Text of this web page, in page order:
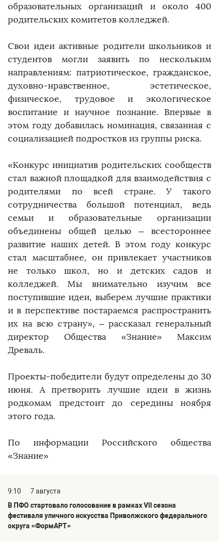
образовательных организаций и около 400
родительских комитетов колледжей.
Свои идеи активные родители школьников и
студентов могли заявить по нескольким
направлениям: патриотическое, гражданское,
духовно-нравственное, эстетическое,
физическое, трудовое и экологическое
воспитание и научное познание. Впервые в
этом году добавилась номинация, связанная с
социализацией подростков из группы риска.
«Конкурс инициатив родительских сообществ
стал важной площадкой для взаимодействия с
родителями по всей стране. У такого
сотрудничества большой потенциал, ведь
семьи и образовательные организации
объединены общей целью – всестороннее
развитие наших детей. В этом году конкурс
стал масштабнее, он привлекает участников
не только школ, но и детских садов и
колледжей. Мы внимательно изучим все
поступившие идеи, выберем лучшие практики
и в перспективе постараемся распространить
их на всю страну», – рассказал генеральный
директор Общества «Знание» Максим
Древаль.
Проекты-победители будут определены до 30
июня. А претворить лучшие идеи в жизнь
родкомам предстоит до середины ноября
этого года.
По информации Российского общества
«Знание»
9:10
7 августа
В ПФО стартовало голосование в рамках VII сезона
фестиваля уличного искусства Приволжского федерального
округа «ФормАРТ»